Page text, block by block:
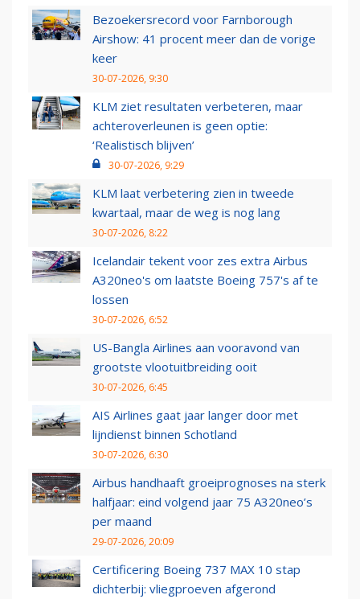
Bezoekersrecord voor Farnborough
Airshow: 41 procent meer dan de vorige
keer
30-07-2026, 9:30
KLM ziet resultaten verbeteren, maar
achteroverleunen is geen optie:
‘Realistisch blijven’
30-07-2026, 9:29
KLM laat verbetering zien in tweede
kwartaal, maar de weg is nog lang
30-07-2026, 8:22
Icelandair tekent voor zes extra Airbus
A320neo's om laatste Boeing 757's af te
lossen
30-07-2026, 6:52
US-Bangla Airlines aan vooravond van
grootste vlootuitbreiding ooit
30-07-2026, 6:45
AIS Airlines gaat jaar langer door met
lijndienst binnen Schotland
30-07-2026, 6:30
Airbus handhaaft groeiprognoses na sterk
halfjaar: eind volgend jaar 75 A320neo’s
per maand
29-07-2026, 20:09
Certificering Boeing 737 MAX 10 stap
dichterbij: vliegproeven afgerond